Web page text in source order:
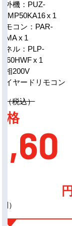
室外機：PUZ-
ZRMP50KA16 x 1
リモコン：PAR-
48MA x 1
パネル：PLP-
P160HWF x 1
三相200V
ワイヤードリモコン
（税込）
格
）